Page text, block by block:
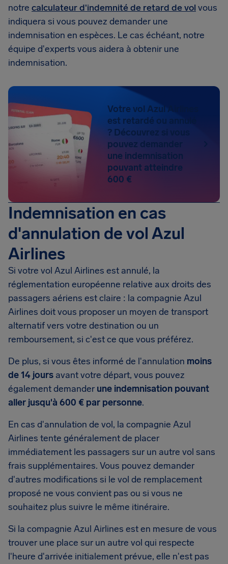
notre calculateur d'indemnité de retard de vol vous
indiquera si vous pouvez demander une
indemnisation en espèces. Le cas échéant, notre
équipe d'experts vous aidera à obtenir une
indemnisation.
Votre vol Azul Airlines
est retardé ou annulé
? Découvrez si vous
pouvez demander
une indemnisation
pouvant atteindre
600 €
Indemnisation en cas
d'annulation de vol Azul
Airlines
Si votre vol Azul Airlines est annulé, la
réglementation européenne relative aux droits des
passagers aériens est claire : la compagnie Azul
Airlines doit vous proposer un moyen de transport
alternatif vers votre destination ou un
remboursement, si c'est ce que vous préférez.
De plus, si vous êtes informé de l'annulation moins
de 14 jours avant votre départ, vous pouvez
également demander une indemnisation pouvant
aller jusqu'à 600 € par personne.
En cas d'annulation de vol, la compagnie Azul
Airlines tente généralement de placer
immédiatement les passagers sur un autre vol sans
frais supplémentaires. Vous pouvez demander
d'autres modifications si le vol de remplacement
proposé ne vous convient pas ou si vous ne
souhaitez plus suivre le même itinéraire.
Si la compagnie Azul Airlines est en mesure de vous
trouver une place sur un autre vol qui respecte
l'heure d'arrivée initialement prévue, elle n'est pas